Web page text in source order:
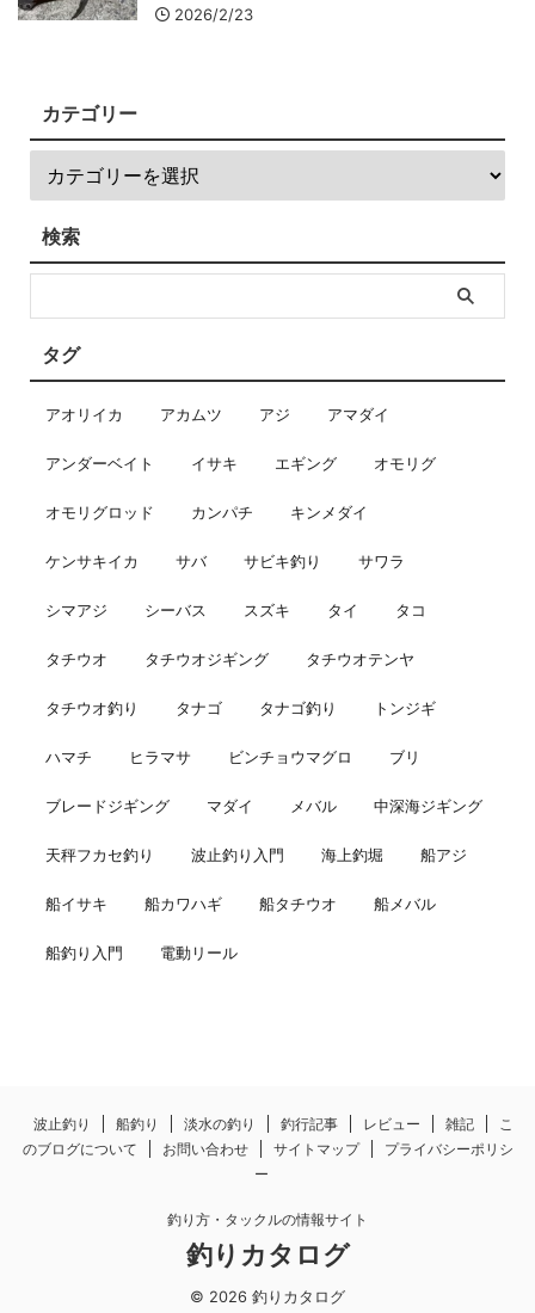
2026/2/23
カテゴリー
検索
タグ
アオリイカ アカムツ アジ アマダイ
アンダーベイト イサキ エギング オモリグ
オモリグロッド カンパチ キンメダイ
ケンサキイカ サバ サビキ釣り サワラ
シマアジ シーバス スズキ タイ タコ
タチウオ タチウオジギング タチウオテンヤ
タチウオ釣り タナゴ タナゴ釣り トンジギ
ハマチ ヒラマサ ビンチョウマグロ ブリ
ブレードジギング マダイ メバル 中深海ジギング
天秤フカセ釣り 波止釣り入門 海上釣堀 船アジ
船イサキ 船カワハギ 船タチウオ 船メバル
船釣り入門 電動リール
波止釣り 船釣り 淡水の釣り 釣行記事 レビュー 雑記
こ
のブログについて
お問い合わせ サイトマップ
プライバシーポリシ
ー
釣り方・タックルの情報サイト
釣りカタログ
© 2026 釣りカタログ